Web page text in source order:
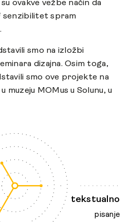
ovakve vežbe način da
senzibilitet spram
smo na izložbi
dizajna. Osim toga,
smo ove projekte na
u muzeju MOMus u Solunu, u
tekstualno
pisanje